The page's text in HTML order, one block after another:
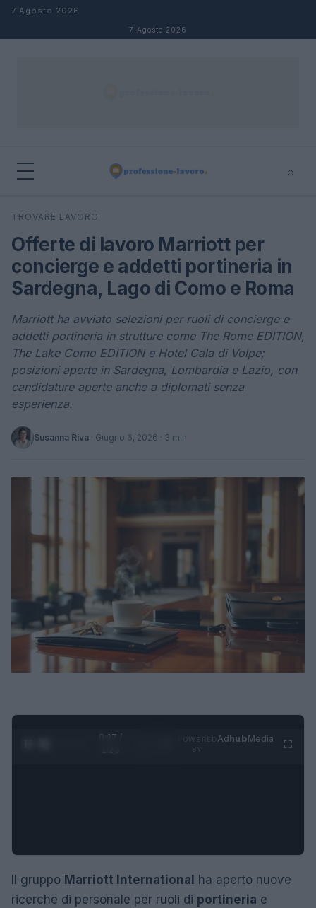
Salta al contenuto
7 Agosto 2026
7 Agosto 2026
⌕
Cerca
TROVARE LAVORO
Offerte di lavoro Marriott per
concierge e addetti portineria in
Sardegna, Lago di Como e Roma
Marriott ha avviato selezioni per ruoli di concierge e
addetti portineria in strutture come The Rome EDITION,
The Lake Como EDITION e Hotel Cala di Volpe;
posizioni aperte in Sardegna, Lombardia e Lazio, con
candidature aperte anche a diplomati senza
esperienza.
Susanna Riva · Giugno 6, 2026 · 3 min
0:28 /
AdhubMedia
Il gruppo Marriott International
ha aperto nuove
ricerche di personale per ruoli di portineria e